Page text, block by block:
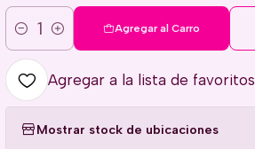
Cantidad
Agregar al Carro
Agregar a la lista de favoritos
Mostrar stock de ubicaciones